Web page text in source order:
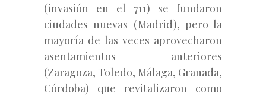
(invasión en el 711) se fundaron
ciudades nuevas (Madrid), pero la
mayoría de las veces aprovecharon
asentamientos anteriores
(Zaragoza, Toledo, Málaga, Granada,
Córdoba) que revitalizaron como